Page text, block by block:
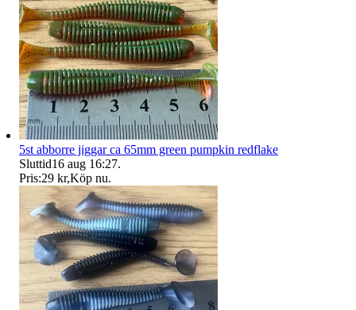
5st abborre jiggar ca 65mm green pumpkin redflake
Sluttid16 aug 16:27.
Pris:29 kr,Köp nu.